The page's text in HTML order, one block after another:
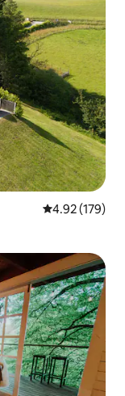
평점 4.92점(5
4.92 (179)